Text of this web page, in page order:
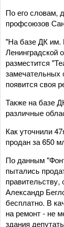
По его словам,
профсоюзов
"На базе ДК им.
Ленинградской
разместится
замечательных
появится своя
Также на базе
различные
Как уточнили
продан за 650
По данным
пытались
правительству,
Александр
бесплатно. В
на ремонт - не
здания